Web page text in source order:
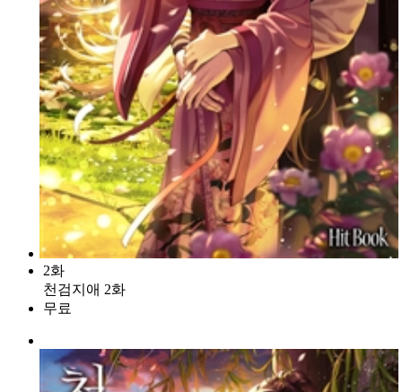
2화
천검지애 2화
무료